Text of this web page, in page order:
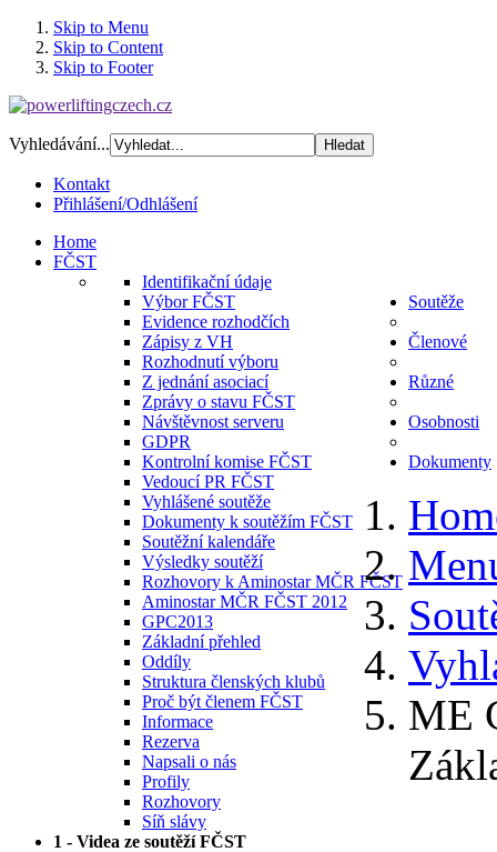
Skip to Menu
Skip to Content
Skip to Footer
Vyhledávání...
Kontakt
Přihlášení/Odhlášení
Home
FČST
Identifikační údaje
Výbor FČST
Evidence rozhodčích
Zápisy z VH
Rozhodnutí výboru
Z jednání asociací
Zprávy o stavu FČST
Návštěvnost serveru
GDPR
Kontrolní komise FČST
Vedoucí PR FČST
Soutěže
Vyhlášené soutěže
Dokumenty k soutěžím FČST
Soutěžní kalendáře
Výsledky soutěží
Rozhovory k Aminostar MČR FČST
Aminostar MČR FČST 2012
GPC2013
Členové
Základní přehled
Oddíly
Struktura členských klubů
Proč být členem FČST
Různé
Informace
Rezerva
Osobnosti
Napsali o nás
Profily
Rozhovory
Síň slávy
Dokumenty
ME
1 - Videa ze soutěží FČST